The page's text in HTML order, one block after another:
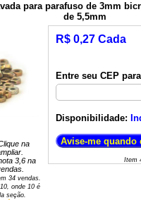
para parafuso de 3mm
de 5,5mm
na
3,6na
34vendas.
10, onde 10 é
seção.
R$ 0,27 Cada
Entre seu CEP
Disponibilidade:
Item